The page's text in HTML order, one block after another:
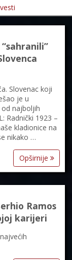
Slovenac koji
je u
najboljih
Radnički 1923 –
kladionice na
nikako …
Opširnije
Ramos
karijeri